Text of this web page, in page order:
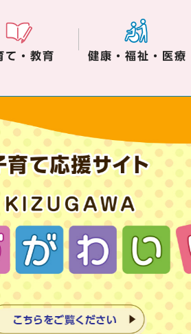
て・教育 健康・福祉・医療
ア。木津川市役
。